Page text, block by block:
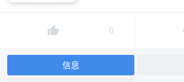
0
信息